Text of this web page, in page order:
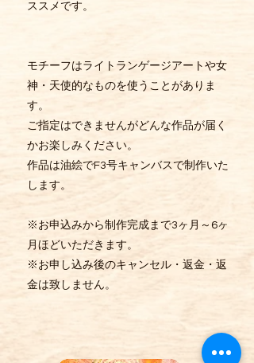
ススメです。
モチーフはライトランゲージアートや女
神・天使的なものを使うことがありま
す。
ご指定はできませんがどんな作品が届く
かお楽しみください。
​作品は油絵でF3号キャンバスで制作いた
します。
※お申込みから制作完成まで3ヶ月～6ヶ
月 ほどいただきます。
※お申し込み後のキャンセル・返金・返
金は致しません。